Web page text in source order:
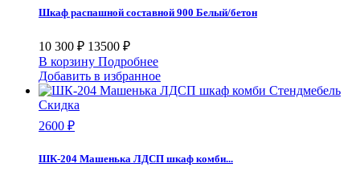
Шкаф распашной составной 900 Белый/бетон
10 300 ₽ 13500 ₽
В корзину Подробнее
Добавить в избранное
Скидка
2600 ₽
ШК-204 Машенька ЛДСП шкаф комби...